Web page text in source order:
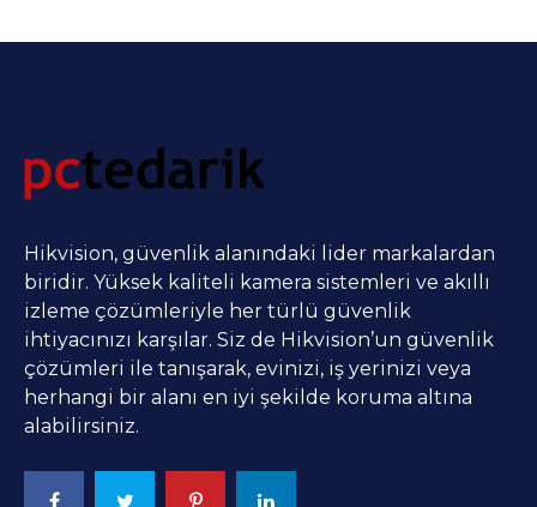
Hikvision, güvenlik alanındaki lider markalardan
biridir. Yüksek kaliteli kamera sistemleri ve akıllı
izleme çözümleriyle her türlü güvenlik
ihtiyacınızı karşılar. Siz de Hikvision’un güvenlik
çözümleri ile tanışarak, evinizi, iş yerinizi veya
herhangi bir alanı en iyi şekilde koruma altına
alabilirsiniz.